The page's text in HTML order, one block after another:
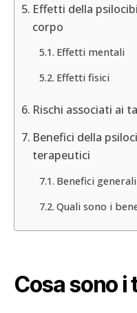
Effetti della
corpo
Effetti mentali
Effetti fisici
Rischi associati ai
Benefici della
terapeutici
Benefici generali
Quali sono i
Cosa sono